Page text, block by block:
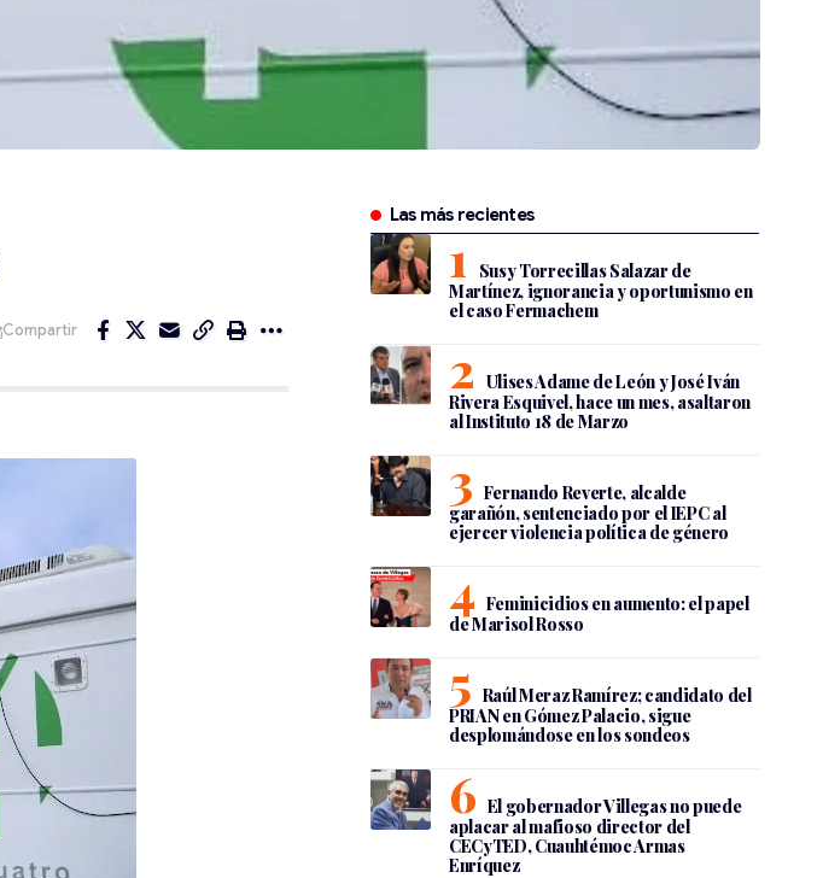
Compartir
Las más recientes
Susy Torrecillas Salazar de
Martínez, ignorancia y oportunismo en
el caso Fermachem
Ulises Adame de León y José Iván
Rivera Esquivel, hace un mes, asaltaron
al Instituto 18 de Marzo
Fernando Reverte, alcalde
garañón, sentenciado por el IEPC al
ejercer violencia política de género
Feminicidios en aumento: el papel
de Marisol Rosso
Raúl Meraz Ramírez; candidato del
PRIAN en Gómez Palacio, sigue
desplomándose en los sondeos
El gobernador Villegas no puede
aplacar al mafioso director del
CECyTED, Cuauhtémoc Armas
Enríquez